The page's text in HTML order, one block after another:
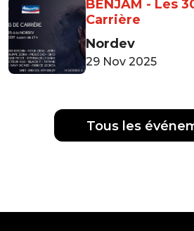
BENJAM - Les
Carrière
Nordev
29 Nov 2025
Tous les